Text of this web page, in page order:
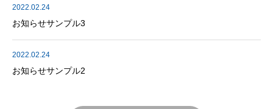
2022.02.24
お知らせサンプル3
2022.02.24
お知らせサンプル2